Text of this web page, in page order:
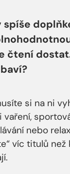
čtení
si na ni
nebo
víc titulů